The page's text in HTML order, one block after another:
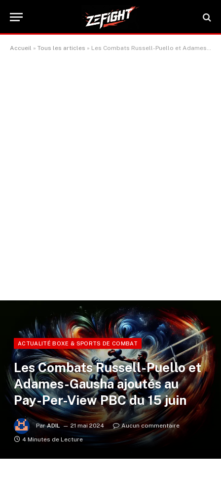
Accueil » Tous les articles » Les Combats Russell-Puello et Adames-Gausha ajoutés au Pay-Per-View PBC du 15 juin
ACTUALITÉ BOXE & SPORTS DE COMBAT
Les Combats Russell-Puello et
Adames-Gausha ajoutés au
Pay-Per-View PBC du 15 juin
Par ADIL 21 mai 2024
Aucun commentaire
4 Minutes de Lecture